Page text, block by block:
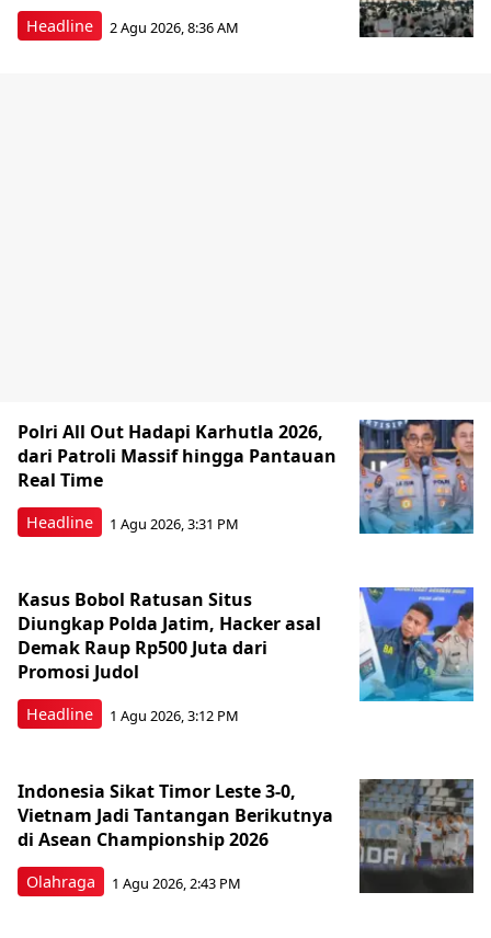
Headline 2 Agu 2026, 8:36 AM
Headline
Polri All Out Hadapi Karhutla 2026,
dari Patroli Massif hingga Pantauan
Real Time
1 Agu 2026, 3:31 PM
Headline
Kasus Bobol Ratusan Situs
Diungkap Polda Jatim, Hacker asal
Demak Raup Rp500 Juta dari
Promosi Judol
1 Agu 2026, 3:12 PM
Olahraga
Indonesia Sikat Timor Leste 3-0,
Vietnam Jadi Tantangan Berikutnya
di Asean Championship 2026
1 Agu 2026, 2:43 PM